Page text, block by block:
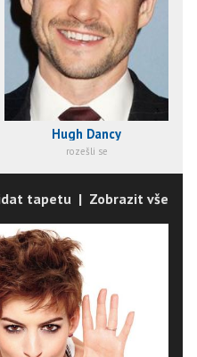
Hugh Dancy
rozešli se
tapetu | Zobrazit vše